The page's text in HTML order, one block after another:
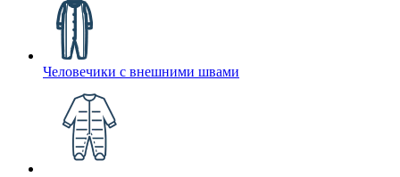
Человечики с внешними швами